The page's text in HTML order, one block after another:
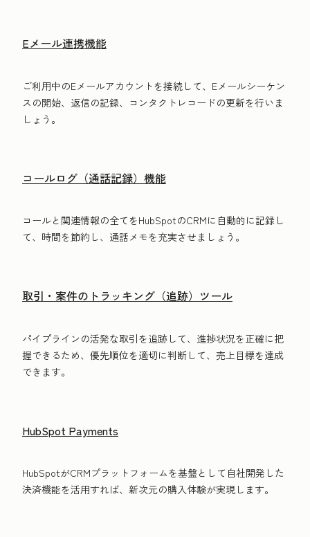
Eメール連携機能
ご利用中のEメールアカウントを接続して、Eメールシーケン
スの開始、返信の記録、コンタクトレコードの更新を行いま
しょう。
コールログ（通話記録）機能
コールと関連情報の全てをHubSpotのCRMに自動的に記録し
て、時間を節約し、通話メモを充実させましょう。
取引・案件のトラッキング（追跡）ツール
パイプラインの活発な取引を追跡して、進捗状況を正確に把
握できるため、優先順位を適切に判断して、売上目標を達成
できます。
HubSpot Payments
HubSpotがCRMプラットフォームを基盤として自社開発した
決済機能を活用すれば、新次元の購入体験が実現します。